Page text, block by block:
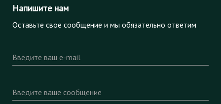
Напишите нам
Оставьте свое сообщение и мы обязательно ответим
Введите ваш e-mail
Введите ваше сообщение